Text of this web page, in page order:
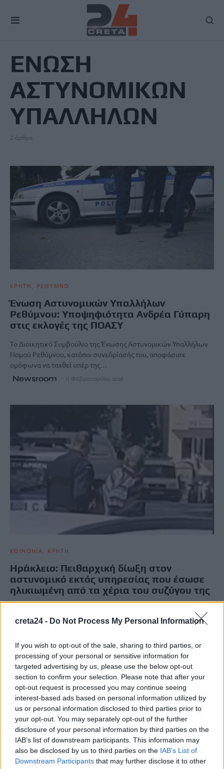
creta24 - Do Not Process My Personal Information
If you wish to opt-out of the sale, sharing to third parties, or
processing of your personal or sensitive information for
targeted advertising by us, please use the below opt-out
section to confirm your selection. Please note that after your
opt-out request is processed you may continue seeing
interest-based ads based on personal information utilized by
us or personal information disclosed to third parties prior to
your opt-out. You may separately opt-out of the further
disclosure of your personal information by third parties on the
IAB’s list of downstream participants. This information may
also be disclosed by us to third parties on the IAB’s List of
Downstream Participants that may further disclose it to other
ΕΝΩΣΗ
ΑΣΤΥΝΟΜΙΚΩΝ
ΥΠΑΛΛΗΛΩΝ
2 άρθρα
ΚΡΗΤΗ ΡΕΘΥΜΝΟ
Ένωση Αστυνομικών Υπαλλήλων
Ρεθύμνου: Υποψηφιότητα Ανδρέα Γύπαρη
στις εκλογές της ΠΟΑΣΥ
Το Διοικητικό Συμβούλιο της Ένωσης Αστυνομικών Υπαλλήλων
Νομού Ρεθύμνου, κατόπιν συνεδρίασής του, αποφάσισε
ομόφωνα να ταχθεί υπέρ της…
Newsroom 11 Φεβρουαρίου, 2026
ΚΟΙΝΩΝΙΑ ΚΡΗΤΗ
Ηράκλειο: Πειθαρχική δίωξη στον
αστυνομικό εκτός υπηρεσίας που έσωσε
ηλικιωμένη από τα χέρια του συζύγου της
Αστυνομικών Υπαλλήλων νομού Ηρακλείου. Όπως αναφέρει, σε
Newsroom 26 Νοεμβρίου, 2025
ΡΟΗ ΕΙΔΗΣΕΩΝ
Ξεκινούν οι ετήσιες Καλοκαιρινές Εκθέσεις του Φεστιβάλ
Κινηματογράφου Χανίων
7 Αυγούστου, 2026
Ισπανία: Απολιθώματα αποκαλύπτουν ότι οι πρώτοι
Ευρωπαίοι ίσως ασκούσαν κανιβαλισμό